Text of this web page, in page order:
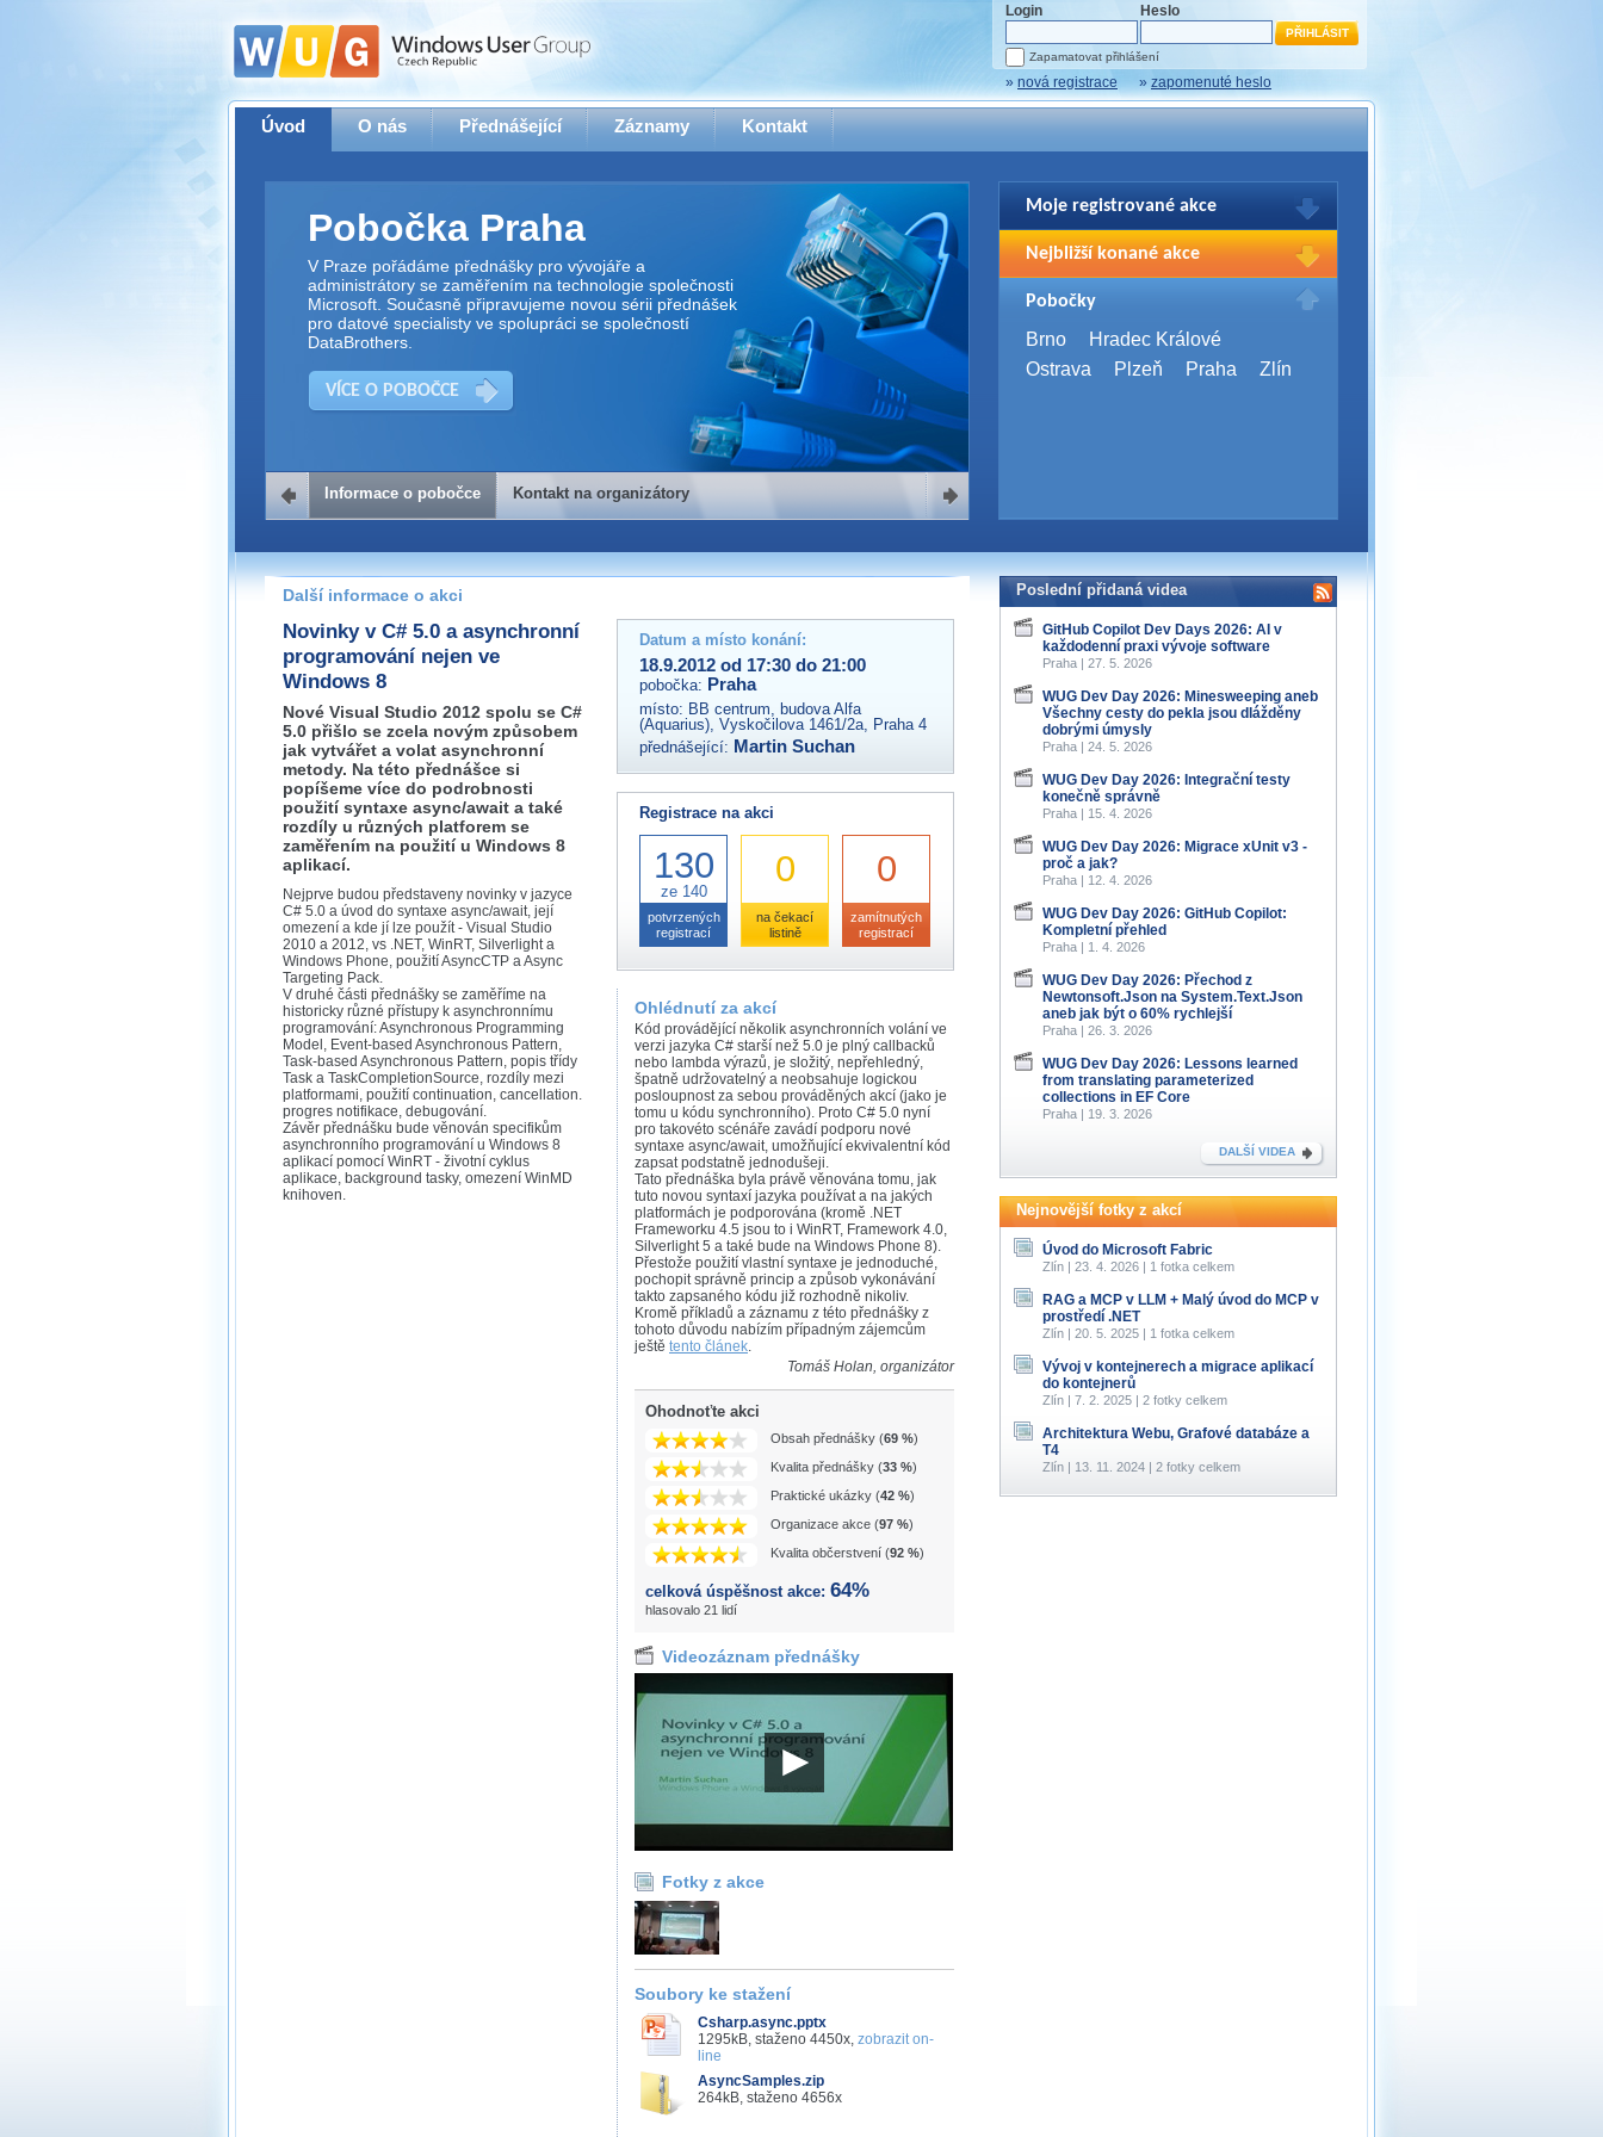
Login Heslo
Zapamatovat přihlášení
» nová registrace » zapomenuté heslo
Úvod O nás Přednášející Záznamy Kontakt
Pobočka Praha
V Praze pořádáme přednášky pro vývojáře a
administrátory se zaměřením na technologie společnosti
Microsoft. Současně připravujeme novou sérii přednášek
pro datové specialisty ve spolupráci se společností
DataBrothers.
VÍCE O POBOČCE
Kontakt na organizátory
Pokud máte jakýkoliv dotaz na organizátory této akce,
prosím neváhejte nás kontaktovat na e-mailu:
praha@wug.cz
Informace o pobočce Kontakt na organizátory
Moje registrované akce
Pro zobrazení Vašich registrací na akce
se prosím přihlašte.
Nejbližší konané akce
WUG Days 2026
4. 9. 2026,Brno
SQL Server Bootcamp 2026
Pobočky
Brno
Hradec Králové
Ostrava
Plzeň Praha Zlín
Další informace o akci
Novinky v C# 5.0 a asynchronní
programování nejen ve
Windows 8
Nové Visual Studio 2012 spolu se C#
5.0 přišlo se zcela novým způsobem
jak vytvářet a volat asynchronní
metody. Na této přednášce si
popíšeme více do podrobnosti
použití syntaxe async/await a také
rozdíly u různých platforem se
zaměřením na použití u Windows 8
aplikací.
Nejprve budou představeny novinky v jazyce
C# 5.0 a úvod do syntaxe async/await, její
omezení a kde jí lze použít - Visual Studio
2010 a 2012, vs .NET, WinRT, Silverlight a
Windows Phone, použití AsyncCTP a Async
Targeting Pack.
V druhé části přednášky se zaměříme na
historicky různé přístupy k asynchronnímu
programování: Asynchronous Programming
Model, Event-based Asynchronous Pattern,
Task-based Asynchronous Pattern, popis třídy
Task a TaskCompletionSource, rozdíly mezi
platformami, použití continuation, cancellation.
progres notifikace, debugování.
Závěr přednášku bude věnován specifikům
asynchronního programování u Windows 8
aplikací pomocí WinRT - životní cyklus
aplikace, background tasky, omezení WinMD
knihoven.
Datum a místo konání:
18.9.2012 od 17:30 do 21:00
pobočka: Praha
místo: BB centrum, budova Alfa
(Aquarius), Vyskočilova 1461/2a, Praha 4
přednášející: Martin Suchan
Registrace na akci
130
ze 140
potvrzených
registrací
0
na čekací
listině
0
zamítnutých
registrací
Ohlédnutí za akcí
Kód provádějící několik asynchronních volání ve
verzi jazyka C# starší než 5.0 je plný callbacků
nebo lambda výrazů, je složitý, nepřehledný,
špatně udržovatelný a neobsahuje logickou
posloupnost za sebou prováděných akcí (jako je
tomu u kódu synchronního). Proto C# 5.0 nyní
pro takovéto scénáře zavádí podporu nové
syntaxe async/await, umožňující ekvivalentní kód
zapsat podstatně jednodušeji.
Tato přednáška byla právě věnována tomu, jak
tuto novou syntaxí jazyka používat a na jakých
platformách je podporována (kromě .NET
Frameworku 4.5 jsou to i WinRT, Framework 4.0,
Silverlight 5 a také bude na Windows Phone 8).
Přestože použití vlastní syntaxe je jednoduché,
pochopit správně princip a způsob vykonávání
takto zapsaného kódu již rozhodně nikoliv.
Kromě příkladů a záznamu z této přednášky z
tohoto důvodu nabízím případným zájemcům
ještě tento článek.
Tomáš Holan, organizátor
Ohodnoťte akci
Obsah přednášky (69 %)
Kvalita přednášky (33 %)
Praktické ukázky (42 %)
Organizace akce (97 %)
Kvalita občerstvení (92 %)
celková úspěšnost akce: 64%
hlasovalo 21 lidí
Videozáznam přednášky
Fotky z akce
Soubory ke stažení
Csharp.async.pptx
1295kB, staženo 4450x, zobrazit on-
line
AsyncSamples.zip
264kB, staženo 4656x
Poslední přidaná videa
GitHub Copilot Dev Days 2026: AI v
každodenní praxi vývoje software
Praha | 27. 5. 2026
WUG Dev Day 2026: Minesweeping aneb
Všechny cesty do pekla jsou dlážděny
dobrými úmysly
Praha | 24. 5. 2026
WUG Dev Day 2026: Integrační testy
konečně správně
Praha | 15. 4. 2026
WUG Dev Day 2026: Migrace xUnit v3 -
proč a jak?
Praha | 12. 4. 2026
WUG Dev Day 2026: GitHub Copilot:
Kompletní přehled
Praha | 1. 4. 2026
WUG Dev Day 2026: Přechod z
Newtonsoft.Json na System.Text.Json
aneb jak být o 60% rychlejší
Praha | 26. 3. 2026
WUG Dev Day 2026: Lessons learned
from translating parameterized
collections in EF Core
Praha | 19. 3. 2026
DALŠÍ VIDEA
Nejnovější fotky z akcí
Úvod do Microsoft Fabric
Zlín | 23. 4. 2026 | 1 fotka celkem
RAG a MCP v LLM + Malý úvod do MCP v
prostředí .NET
Zlín | 20. 5. 2025 | 1 fotka celkem
Vývoj v kontejnerech a migrace aplikací
do kontejnerů
Zlín | 7. 2. 2025 | 2 fotky celkem
Architektura Webu, Grafové databáze a
T4
Zlín | 13. 11. 2024 | 2 fotky celkem